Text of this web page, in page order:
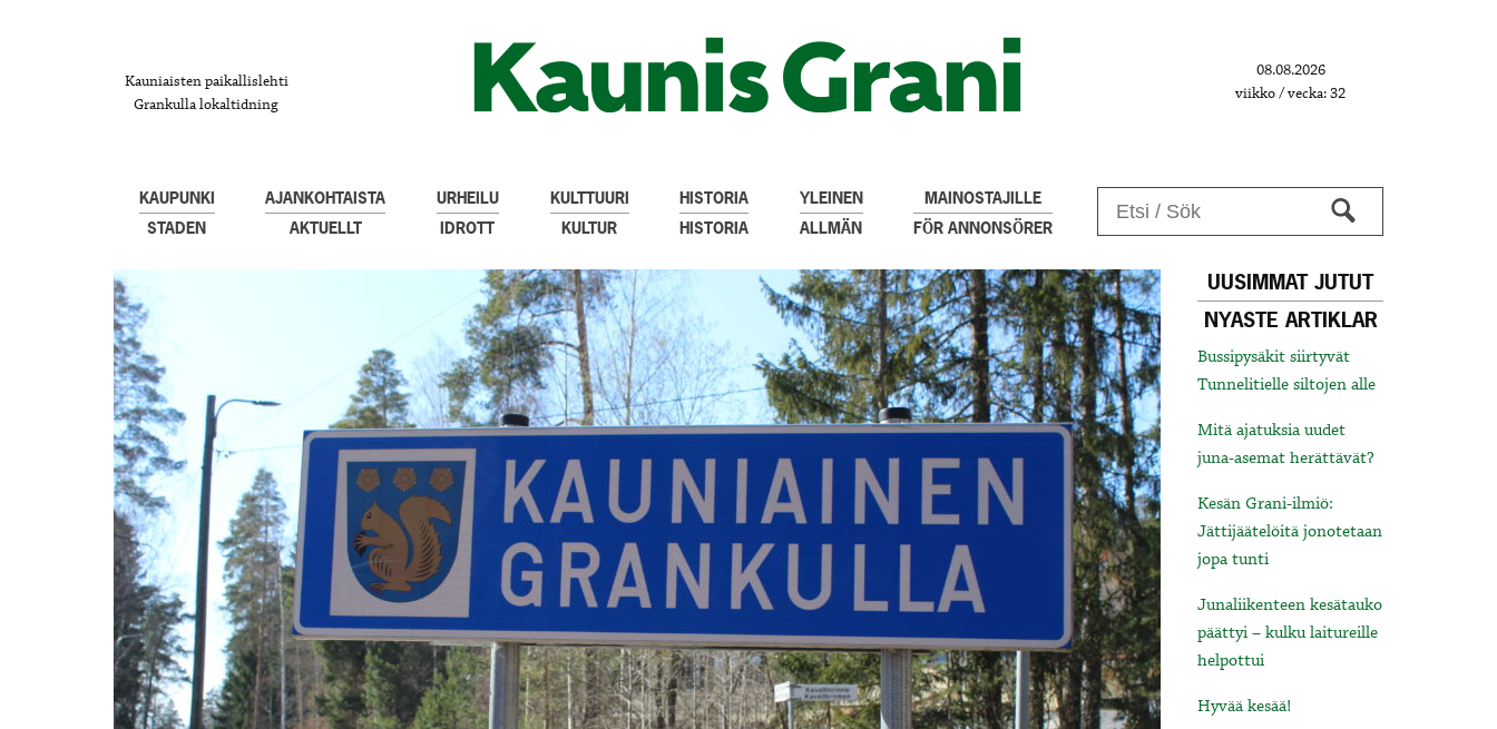
Kauniaisten paikallislehti
Grankulla lokaltidning
08.08.2026
viikko / vecka: 32
KAUPUNKI
STADEN
AJANKOHTAISTA
AKTUELLT
URHEILU
IDROTT
KULTTUURI
KULTUR
HISTORIA
HISTORIA
YLEINEN
ALLMÄN
MAINOSTAJILLE
FÖR ANNONSÖRER
UUSIMMAT JUTUT
NYASTE ARTIKLAR
Bussipysäkit siirtyvät
Tunnelitielle siltojen alle
Mitä ajatuksia uudet
juna-asemat herättävät?
Kesän Grani-ilmiö:
Jättijäätelöitä jonotetaan
jopa tunti
Junaliikenteen kesätauko
päättyi – kulku laitureille
helpottui
Hyvää kesää!